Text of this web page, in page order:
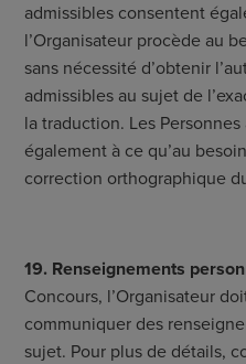
admissibles consentent
l’Organisateur procède au
sans nécessité d’obtenir
admissibles au sujet de
la traduction. Les
également à ce qu’au
correction orthographique
19. Renseignements
Concours, l’Organisateur
communiquer des
sujet. Pour plus de détails,